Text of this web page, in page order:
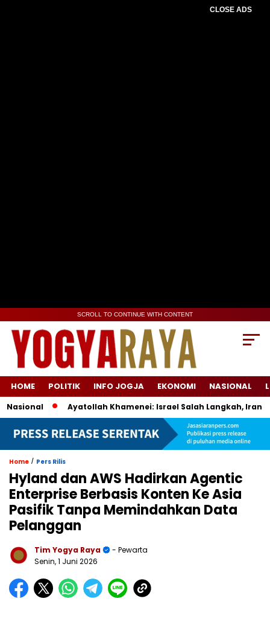
CLOSE ADS
SCROLL TO CONTINUE WITH CONTENT
HOME POLITIK INFO JOGJA EKONOMI NASIONAL
Ayatollah Khamenei: Israel Salah Langkah, Iran Siap
Home / Pers Rilis
Hyland dan AWS Hadirkan Agentic
Enterprise Berbasis Konten Ke Asia
Pasifik Tanpa Memindahkan Data
Pelanggan
Tim Yogya Raya
- Pewarta
Senin, 1 Juni 2026